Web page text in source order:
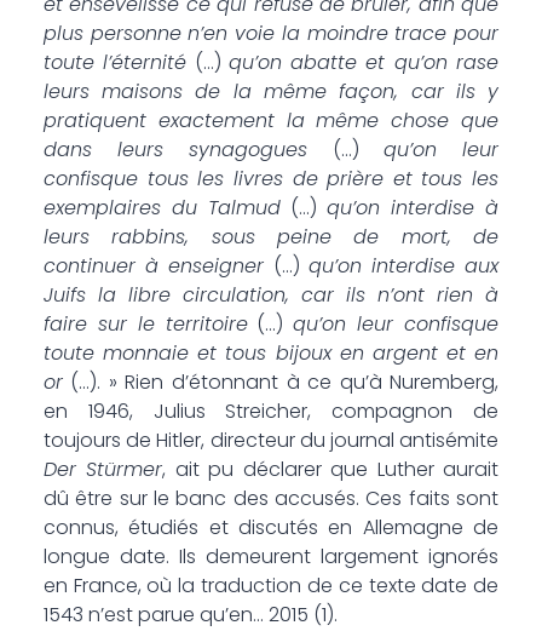
plus personne n’en voie la moindre trace pour
toute l’éternité (…) qu’on abatte et qu’on rase
leurs maisons de la même façon, car ils y
pratiquent exactement la même chose que
dans leurs synagogues (…) qu’on leur
confisque tous les livres de prière et tous les
exemplaires du Talmud(…)qu’on interdise à
leurs rabbins, sous peine de mort, de
continuer à enseigner (…) qu’on interdise aux
Juifs la libre circulation, car ils n’ont rien à
faire sur le territoire(…)qu’on leur confisque
toute monnaie et tous bijoux en argent et en
or(…). » Rien d’étonnant à ce qu’à Nuremberg,
en 1946, Julius Streicher, compagnon de
toujours de Hitler, directeur du journal antisémite
Der Stürmer, ait pu déclarer que Luther aurait
dû être sur le banc des accusés. Ces faits sont
connus, étudiés et discutés en Allemagne de
longue date. Ils demeurent largement ignorés
en France, où la traduction de ce texte date de
1543 n’est parue qu’en… 2015 (1).